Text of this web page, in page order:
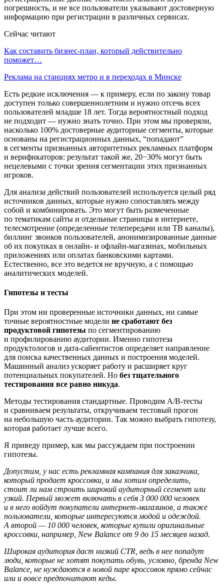
погрешность, и не все пользователи указывают достоверную
информацию при регистрации в различных сервисах.
Сейчас читают
Как составить бизнес-план, который действительно
поможет…
Реклама на станциях метро и в переходах в Минске
Есть редкие исключения — к примеру, если по закону товар
доступен только совершеннолетним и нужно отсечь всех
пользователей младше 18 лет. Тогда вероятностный подход
не подходит — нужно знать точно. При этом мы проверяли,
насколько 100% достоверные аудиторные сегменты, которые
основаны на регистрационных данных, “попадают”
в сегменты признанных авторитетных рекламных платформ
и верификаторов: результат такой же, 20−30% могут быть
нецелевыми с точки зрения сегментации этих признанных
игроков.
Для анализа действий пользователей используется целый ряд
источников данных, которые нужно сопоставлять между
собой и комбинировать. Это могут быть размеченные
по тематикам сайты и отдельные страницы в интернете,
телесмотрение (определенные телепередачи или ТВ каналы),
биллинг звонков пользователей, анонимизированные данные
об их покупках в онлайн- и офлайн-магазинах, мобильных
приложениях или оплатах банковскими картами.
Естественно, все это ведется не вручную, а с помощью
аналитических моделей.
Гипотезы и тесты
При этом ни проверенные источники данных, ни самые
точные вероятностные модели не сработают без
продуктовой гипотезы по сегментированию
и профилированию аудитории. Именно гипотеза
продуктологов и дата-сайентистов определяет направление
для поиска качественных данных и построения моделей.
Машинный анализ ускоряет работу и расширяет круг
потенциальных покупателей. Но без тщательного
тестирования все равно никуда.
Методы тестирования стандартные. Проводим A/B-тесты
и сравниваем результаты, откручиваем тестовый прогон
на небольшую часть аудитории. Так можно выбрать гипотезу,
которая работает лучше всего.
Я приведу пример, как мы рассуждаем при построении
гипотезы.
Допустим, у нас есть рекламная кампания для заказчика,
который продает кроссовки, и мы хотим определить,
стоит ли нам строить широкий аудиторный сегмент или
узкий. Первый может включать в себя 3 000 000 человек
и в него войдут покупатели интернет-магазинов, а также
пользователи, которые интересуются модой и одеждой.
А второй — 10 000 человек, которые купили оригинальные
кроссовки, например, New Balance от 9 до 15 месяцев назад.
Широкая аудитория даст низкий CTR, ведь в нее попадут
люди, которые не хотят покупать обувь, условно, бренда New
Balance, не нуждаются в новой паре кроссовок прямо сейчас
или и вовсе предпочитают кеды.